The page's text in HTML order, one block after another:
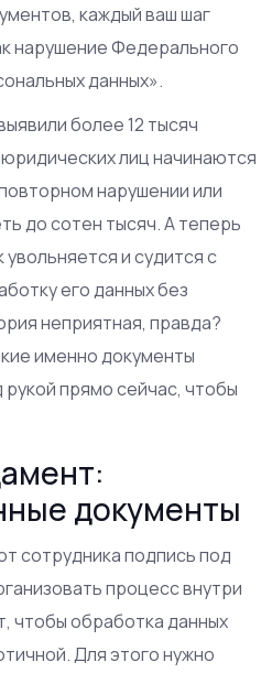
каждый ваш шаг
нарушениеФедерального
данных».
более 12 тысяч
лиц начинаются
нарушении или
до сотен тысяч. А теперь
и судится с
его данных без
неприятная, правда?
именно документы
прямо сейчас, чтобы
документы
сотрудника подпись под
процесс внутри
чтобы обработка данных
Для этого нужно